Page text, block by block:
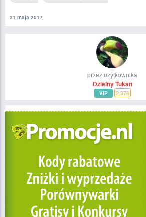
21 maja 2017
przez użytkownika
Dzielny Tukan
VIP 2,376